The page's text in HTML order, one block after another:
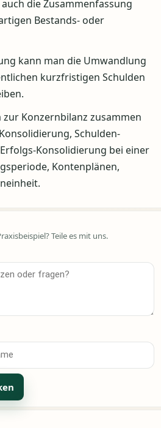
die Zusammenfassung
Bestands- oder
kann man die Umwandlung
kurzfristigen Schulden
Konzernbilanz zusammen
Schulden-
Konsolidierung bei einer
Kontenplänen,
Teile es mit uns.